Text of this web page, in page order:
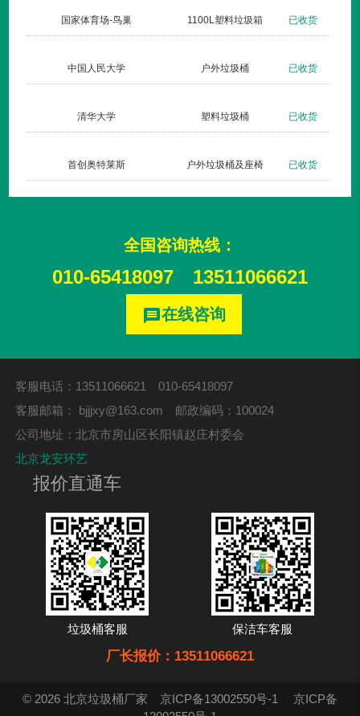
国家体育场-鸟巢 1100L塑料垃圾箱 已收货
中国人民大学 户外垃圾桶 已收货
清华大学 塑料垃圾桶 已收货
首创奥特莱斯 户外垃圾桶及座椅 已收货
全国咨询热线：
010-65418097 13511066621
message在线咨询
客服电话：13511066621 010-65418097
客服邮箱： bjjjxy@163.com 邮政编码：100024
公司地址：北京市房山区长阳镇赵庄村委会
北京龙安环艺
报价直通车
垃圾桶客服 保洁车客服
厂长报价：13511066621
© 2026 北京垃圾桶厂家 京ICP备13002550号-1
京ICP备